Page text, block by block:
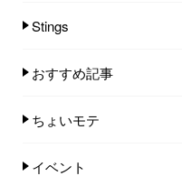
Stings
おすすめ記事
ちょいモテ
イベント